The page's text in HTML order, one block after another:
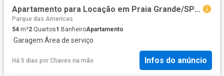
Apartamento para Locação em Praia Grande/SP Guilhermina 2 Quartos
Parque das Americas
54 m²2 Quartos1 BanheiroApartamento
·Garagem·Área de serviço
Há 5 dias por Chaves na mão Infos do anúncio